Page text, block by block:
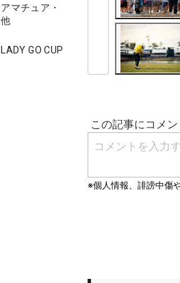
アマチュア・
他
LADY GO CUP